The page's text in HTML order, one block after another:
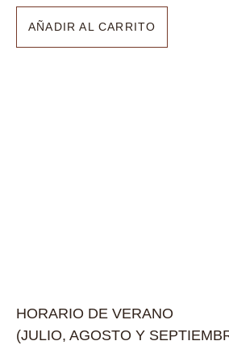
AÑADIR AL CARRITO
HORARIO DE VERANO
(JULIO, AGOSTO Y